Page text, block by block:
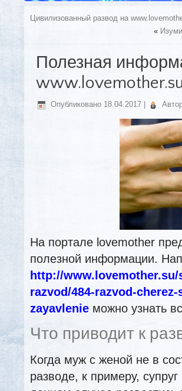
Цивилизованный развод на
«
Полезная
Опубликовано 18.04.2017
На портале lovemother
полезной информации.
http://
razvod/484-razvod-
zayavlenie можно узнать
Что приводит к
Когда муж с женой не в
разводе, к примеру,